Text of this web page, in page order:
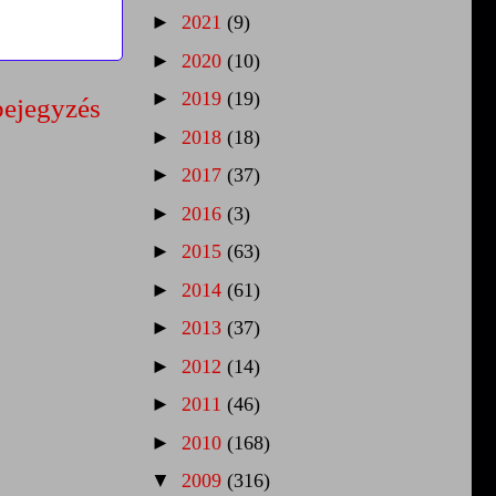
► 2021 (9)
► 2020 (10)
► 2019 (19)
► 2018 (18)
► 2017 (37)
► 2016 (3)
► 2015 (63)
► 2014 (61)
► 2013 (37)
► 2012 (14)
► 2011 (46)
► 2010 (168)
▼ 2009 (316)